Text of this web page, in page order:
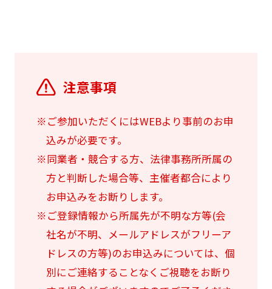
注意事項
※ご参加いただくにはWEBより事前のお申
込みが必要です。
※同業者・競合する方、法律事務所所属の
方と判断した場合等、主催者都合により
お申込みをお断りします。
※ご登録情報から所属先が不明な方等(会
社名が不明、メールアドレスがフリーア
ドレスの方等)のお申込みについては、個
別にご連絡することなくご視聴をお断り